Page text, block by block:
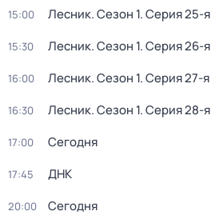
15:00 Лесник. Сезон 1. Серия 25-я
15:30 Лесник. Сезон 1. Серия 26-я
16:00 Лесник. Сезон 1. Серия 27-я
16:30 Лесник. Сезон 1. Серия 28-я
17:00 Сегодня
17:45 ДНК
20:00 Сегодня